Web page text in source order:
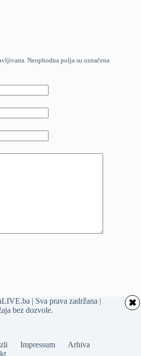
Neophodna polja su označena
| Sva prava zadržana |
bez dozvole.
Impressum
Arhiva
✖